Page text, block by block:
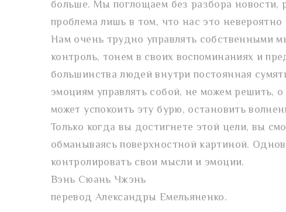
больше. Мы поглощаем без разбора новости,
проблема лишь в том, что нас это невероятно
Нам очень трудно управлять собственными
контроль, тонем в своих воспоминаниях и
большинства людей внутри постоянная
эмоциям управлять собой, не можем решить,
может успокоить эту бурю, остановить
Только когда вы достигнете этой цели, вы
обманываясь поверхностной картиной.
контролировать свои мысли и эмоции.
Вэнь Сюань Чжэнь
перевод Александры Емельяненко.